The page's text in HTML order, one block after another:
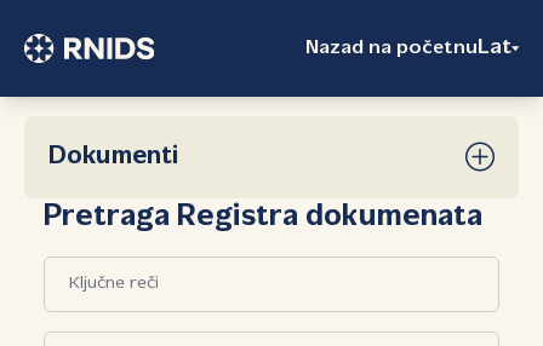
Nazad na početnu Lat
Dokumenti
Pretraga Registra dokumenata